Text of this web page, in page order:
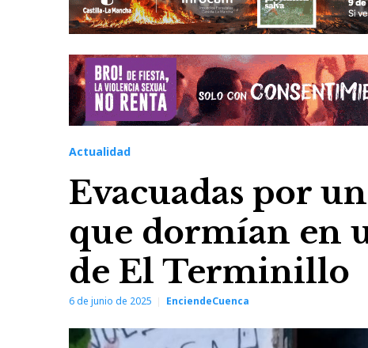
Actualidad
Evacuadas por
que dormían en
de El Terminillo
6 de junio de 2025 EnciendeCuenca